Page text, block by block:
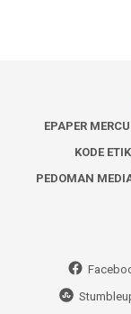
EPAPER
KODE ETIK
PEDOMAN